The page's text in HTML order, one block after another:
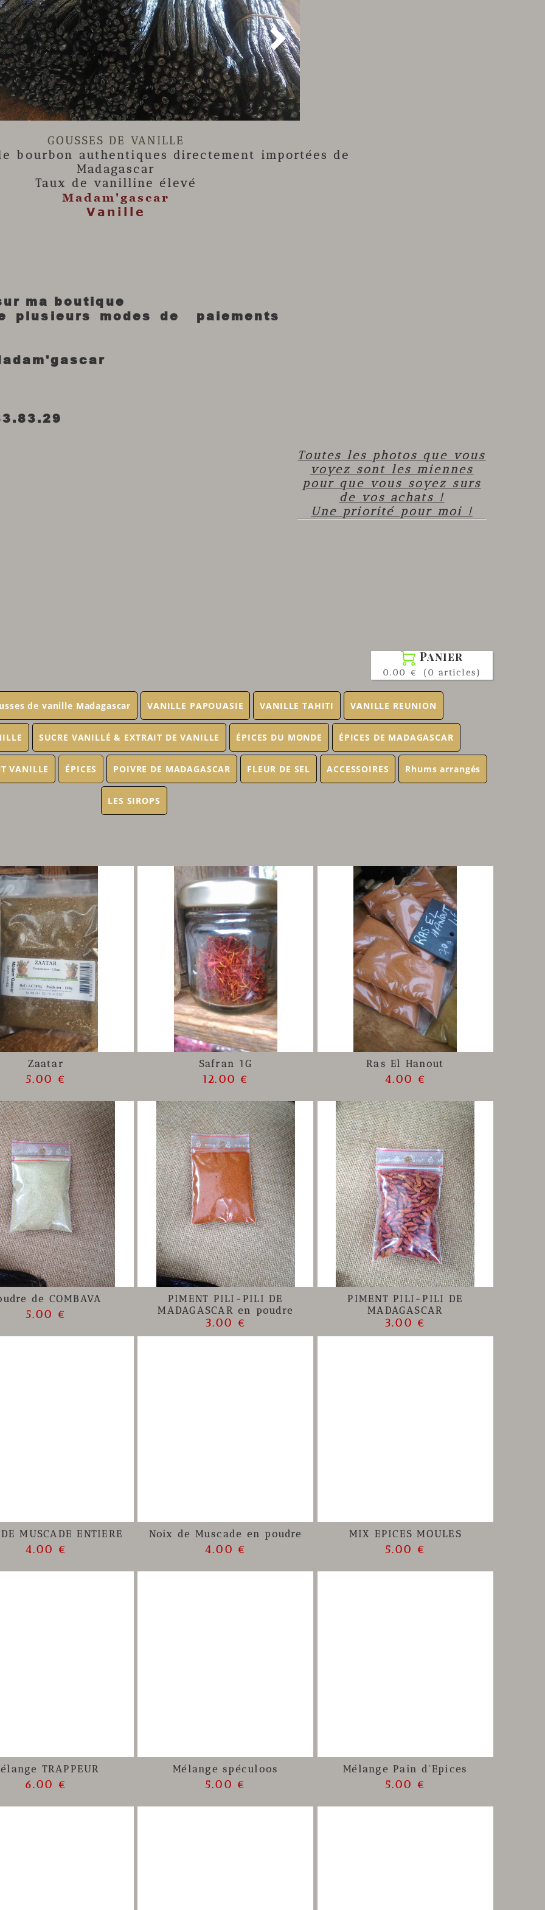

GOUSSES DE VANILLE
bourbon authentiques directement importées de
Madagascar
Taux de vanilline élevé
Madam'gascar
Vanille
ma boutique
plusieurs modes de paiements
Toutes les photos que vous
voyez sont les miennes
pour que vous soyez surs
de vos achats !
Une priorité pour moi !
 Panier
0.00 € (0 articles)
de vanille Madagascar VANILLE PAPOUASIE VANILLE TAHITI VANILLE REUNION
SUCRE VANILLÉ & EXTRAIT DE VANILLE ÉPICES DU MONDE ÉPICES DE MADAGASCAR
VANILLE ÉPICES POIVRE DE MADAGASCAR FLEUR DE SEL ACCESSOIRES Rhums arrangés
LES SIROPS
Zaatar
5.00 €
Safran 1G
12.00 €
Ras El Hanout
4.00 €
de COMBAVA
5.00 €
PIMENT PILI-PILI DE
MADAGASCAR en poudre
3.00 €
PIMENT PILI-PILI DE
MADAGASCAR
3.00 €
MUSCADE ENTIERE
4.00 €
Noix de Muscade en poudre
4.00 €
MIX EPICES MOULES
5.00 €
TRAPPEUR
6.00 €
Mélange spéculoos
5.00 €
Mélange Pain d'Epices
5.00 €